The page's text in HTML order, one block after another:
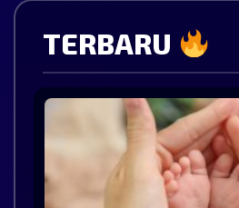
TERBARU